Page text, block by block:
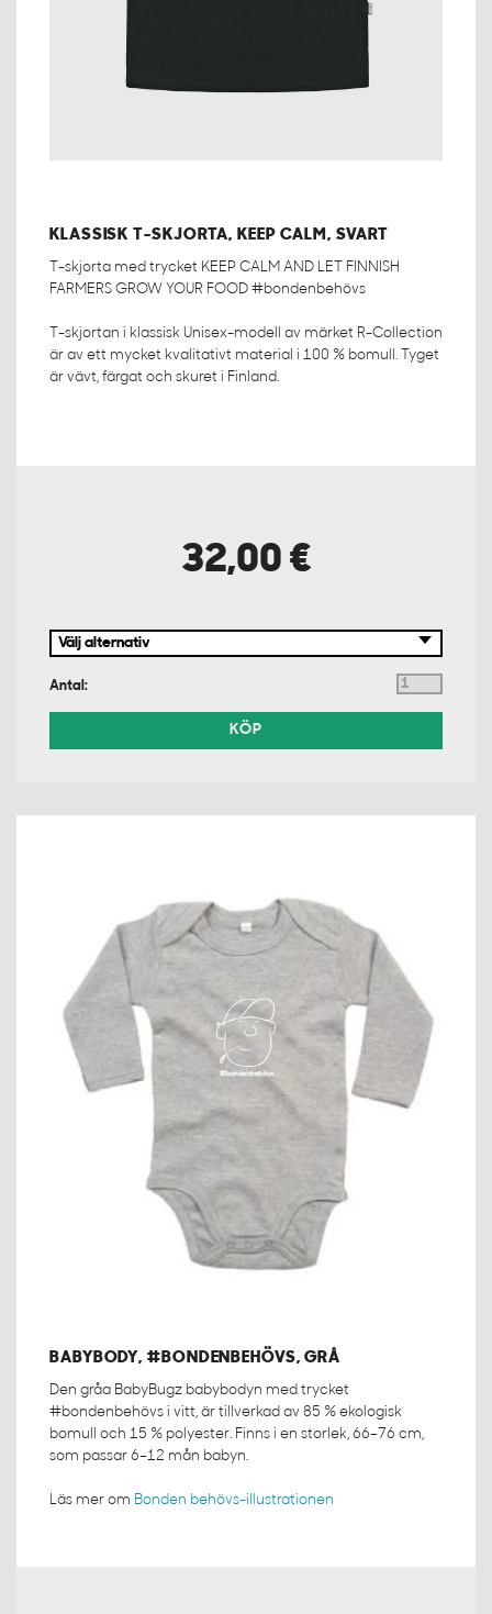
KLASSISK T-SKJORTA, KEEP CALM, SVART
T-skjorta med trycket KEEP CALM AND LET FINNISH
FARMERS GROW YOUR FOOD #bondenbehövs
T-skjortan i klassisk Unisex-modell av märket R-Collection
är av ett mycket kvalitativt material i 100 % bomull. Tyget
är vävt, färgat och skuret i Finland.
32,00 €
Antal:
KÖP
BABYBODY, #BONDENBEHÖVS, GRÅ
Den gråa BabyBugz babybodyn med trycket
#bondenbehövs i vitt, är tillverkad av 85 % ekologisk
bomull och 15 % polyester. Finns i en storlek, 66–76 cm,
som passar 6–12 mån babyn.
Läs mer om Bonden behövs-illustrationen